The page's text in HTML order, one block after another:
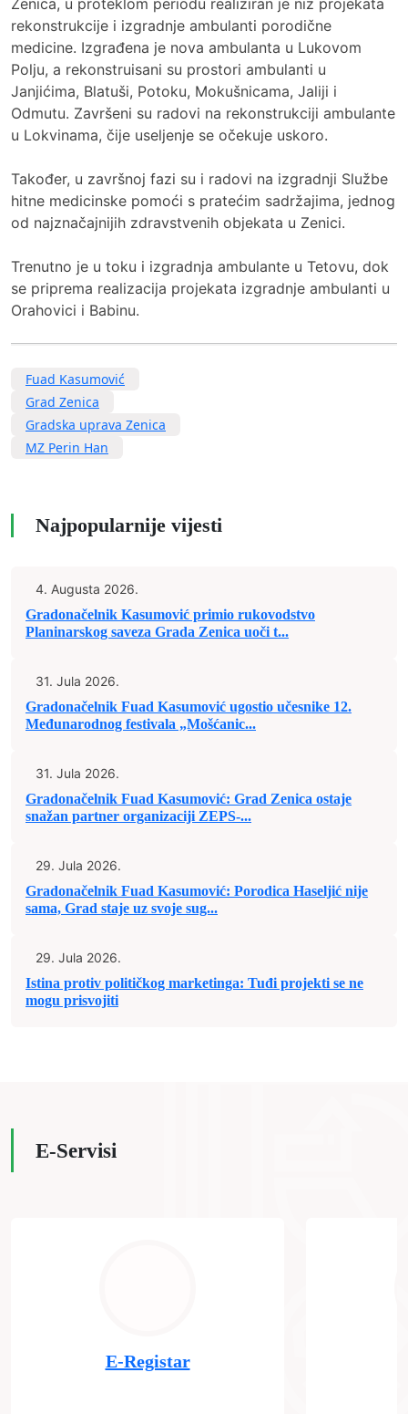
Zenica, u proteklom periodu realiziran je niz projekata
rekonstrukcije i izgradnje ambulanti porodične
medicine. Izgrađena je nova ambulanta u Lukovom
Polju, a rekonstruisani su prostori ambulanti u
Janjićima, Blatuši, Potoku, Mokušnicama, Jaliji i
Odmutu. Završeni su radovi na rekonstrukciji ambulante
u Lokvinama, čije useljenje se očekuje uskoro.
Također, u završnoj fazi su i radovi na izgradnji Službe
hitne medicinske pomoći s pratećim sadržajima, jednog
od najznačajnijih zdravstvenih objekata u Zenici.
Trenutno je u toku i izgradnja ambulante u Tetovu, dok
se priprema realizacija projekata izgradnje ambulanti u
Orahovici i Babinu.
Fuad Kasumović
Grad Zenica
Gradska uprava Zenica
MZ Perin Han
Najpopularnije vijesti
4. Augusta 2026.
Gradonačelnik Kasumović primio rukovodstvo
Planinarskog saveza Grada Zenica uoči t...
31. Jula 2026.
Gradonačelnik Fuad Kasumović ugostio učesnike 12.
Međunarodnog festivala „Mošćanic...
31. Jula 2026.
Gradonačelnik Fuad Kasumović: Grad Zenica ostaje
snažan partner organizaciji ZEPS-...
29. Jula 2026.
Gradonačelnik Fuad Kasumović: Porodica Haseljić nije
sama, Grad staje uz svoje sug...
29. Jula 2026.
Istina protiv političkog marketinga: Tuđi projekti se ne
mogu prisvojiti
E-Servisi
E-Registar